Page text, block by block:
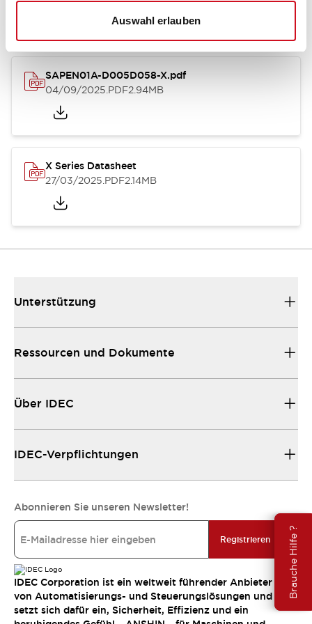
Auswahl erlauben
Brauche Hilfe ?
SAPEN01A-D005D058-X.pdf
04/09/2025.PDF2.94MB
X Series Datasheet
27/03/2025.PDF2.14MB
Unterstützung
Ressourcen und Dokumente
Über IDEC
IDEC-Verpflichtungen
Abonnieren Sie unseren Newsletter!
Registrieren
IDEC Corporation ist ein weltweit führender Anbieter
von Automatisierungs- und Steuerungslösungen und
setzt sich dafür ein, Sicherheit, Effizienz und ein